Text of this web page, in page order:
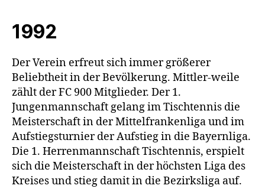
1992
Der Verein erfreut sich immer größerer
Beliebtheit in der Bevölkerung. Mittler-weile
zählt der FC 900 Mitglieder. Der 1.
Jungenmannschaft gelang im Tischtennis die
Meisterschaft in der Mittelfrankenliga und im
Aufstiegsturnier der Aufstieg in die Bayernliga.
Die 1. Herrenmannschaft Tischtennis, erspielt
sich die Meisterschaft in der höchsten Liga des
Kreises und stieg damit in die Bezirksliga auf.